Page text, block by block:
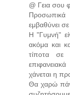
@ Γεια σου
εμβαθύνει σε
Η "Γυμνή"
ακόμα και
τίποτα σε
χάνεται η
Θα χαρώ